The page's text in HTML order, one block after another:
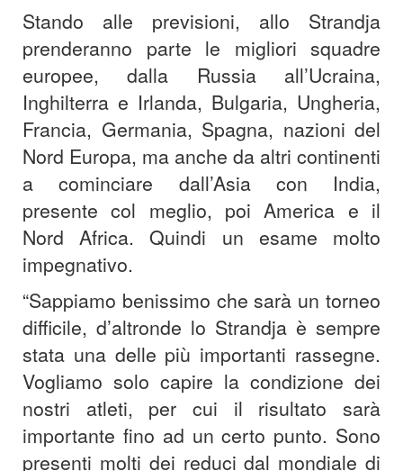
Stando alle previsioni, allo Strandja
prenderanno parte le migliori squadre
europee, dalla Russia all’Ucraina,
Inghilterra e Irlanda, Bulgaria, Ungheria,
Francia, Germania, Spagna, nazioni del
Nord Europa, ma anche da altri continenti
a cominciare dall’Asia con India,
presente col meglio, poi America e il
Nord Africa. Quindi un esame molto
impegnativo.
“Sappiamo benissimo che sarà un torneo
difficile, d’altronde lo Strandja è sempre
stata una delle più importanti rassegne.
Vogliamo solo capire la condizione dei
nostri atleti, per cui il risultato sarà
importante fino ad un certo punto. Sono
presenti molti dei reduci dal mondiale di